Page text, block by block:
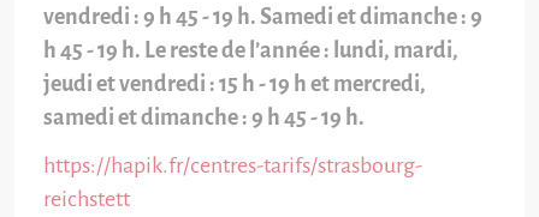
vendredi : 9 h 45 - 19 h. Samedi et dimanche : 9
h 45 - 19 h. Le reste de l’année : lundi, mardi,
jeudi et vendredi : 15 h - 19 h et mercredi,
samedi et dimanche : 9 h 45 - 19 h.
https://hapik.fr/centres-tarifs/strasbourg-
reichstett